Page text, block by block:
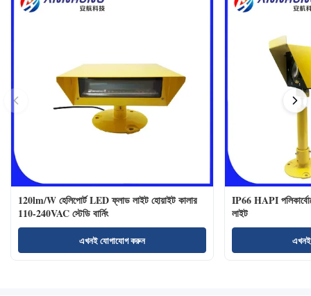
120lm/W হেলিপোর্ট LED ফ্লাড লাইট হোয়াইট কালার
110-240VAC স্টেডি বার্নিং
এখনই যোগাযোগ করুন
IP66 HAPI
লাইট